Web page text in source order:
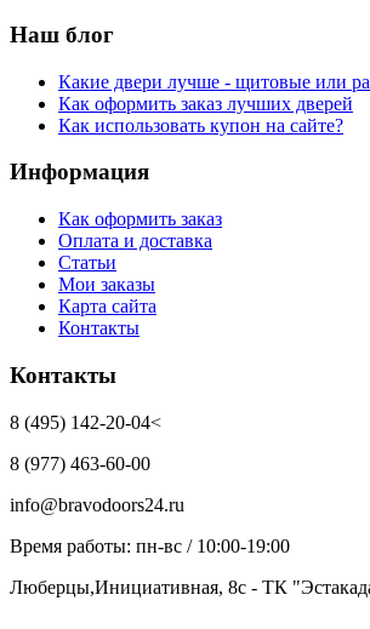
Наш блог
Какие двери лучше - щитовые или
Как оформить заказ лучших дверей
Как использовать купон на сайте?
Информация
Как оформить заказ
Оплата и доставка
Статьи
Мои заказы
Карта сайта
Контакты
Контакты
8 (495) 142-20-04<
8 (977) 463-60-00
info@bravodoors24.ru
Время работы: пн-вс / 10:00-19:00
Люберцы,Инициативная, 8с - ТК